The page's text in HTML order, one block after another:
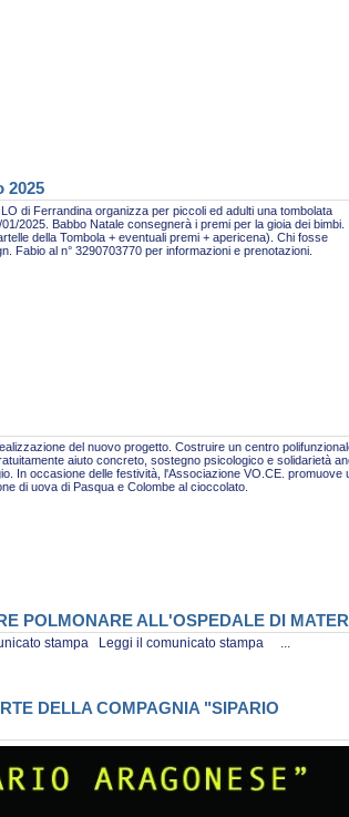
2025
di Ferrandina organizza per piccoli ed adulti una tombolata
2025. Babbo Natale consegnerà i premi per la gioia dei bimbi.
della Tombola + eventuali premi + apericena). Chi fosse
Fabio al n° 3290703770 per informazioni e prenotazioni.
del nuovo progetto. Costruire un centro
aiuto concreto, sostegno psicologico e solidarietà
In occasione delle festività, l'Associazione VO.CE. promuove
di uova di Pasqua e Colombe al cioccolato.
POLMONARE ALL'OSPEDALE DI
stampa Leggi il comunicato stampa ...
DELLA COMPAGNIA "SIPARIO